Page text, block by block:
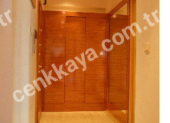
cenkkaya.com.tr